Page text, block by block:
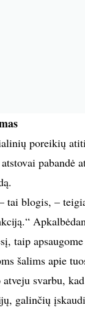
poreikių
pabandė
tai blogis, –
taip
šalims apie
svarbu,
galinčių